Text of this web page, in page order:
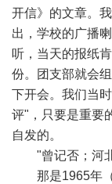
开信》的文章。
出，学校的广播
听，当天的报纸
份。团支部就会
下开会。我们当
评"，只要是重要
自发的。
"曾记否；河北
那是1965年（